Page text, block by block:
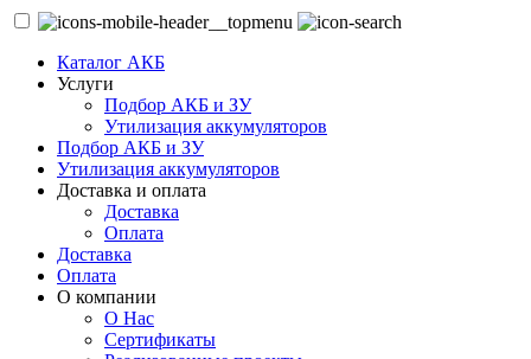
Каталог АКБ
Услуги
Подбор АКБ и ЗУ
Утилизация аккумуляторов
Подбор АКБ и ЗУ
Утилизация аккумуляторов
Доставка и оплата
Доставка
Оплата
Доставка
Оплата
О компании
О Нас
Сертификаты